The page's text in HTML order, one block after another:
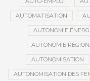
AUTOMATISATION
AUTONOMIE
AUTONOMIE
AUTONOMISATION
AUTONOMISATION DES